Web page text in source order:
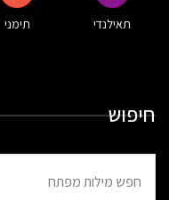
תאילנדי תימני
חיפוש
עבור